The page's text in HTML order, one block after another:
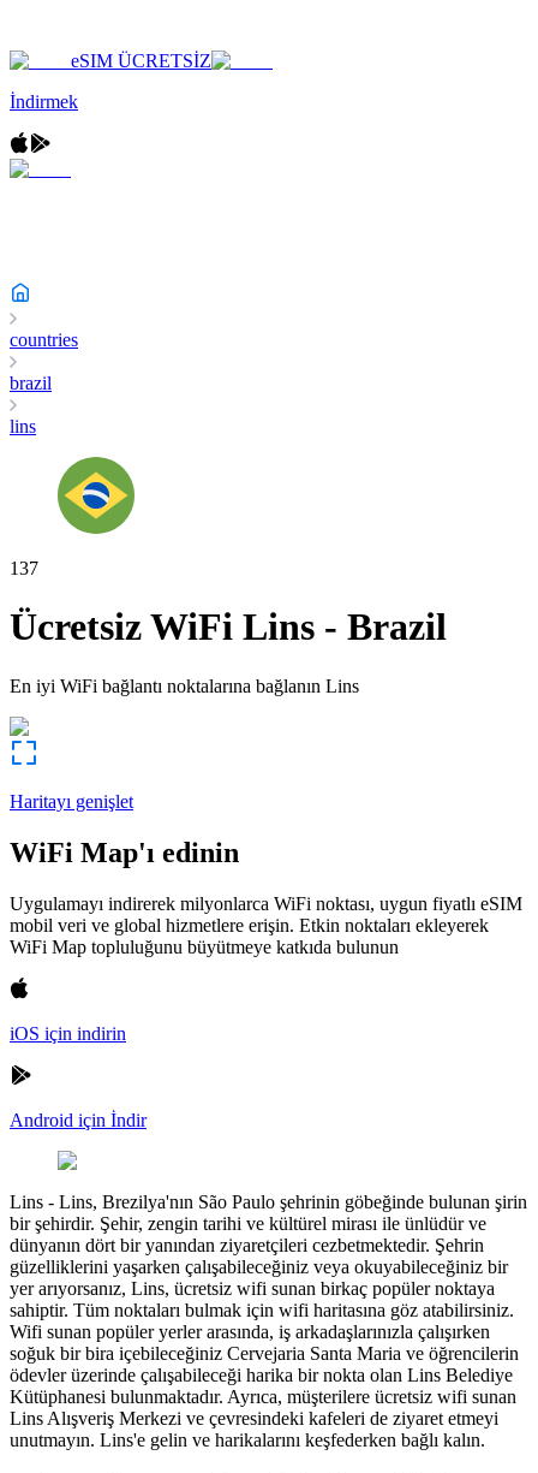
eSIM ÜCRETSİZ
İndirmek
countries
brazil
lins
137
Ücretsiz WiFi Lins - Brazil
En iyi WiFi bağlantı noktalarına bağlanın Lins
Haritayı genişlet
WiFi Map'ı edinin
Uygulamayı indirerek milyonlarca WiFi noktası, uygun fiyatlı eSIM
mobil veri ve global hizmetlere erişin. Etkin noktaları ekleyerek
WiFi Map topluluğunu büyütmeye katkıda bulunun
iOS için indirin
Android için İndir
Lins - Lins, Brezilya'nın São Paulo şehrinin göbeğinde bulunan şirin
bir şehirdir. Şehir, zengin tarihi ve kültürel mirası ile ünlüdür ve
dünyanın dört bir yanından ziyaretçileri cezbetmektedir. Şehrin
güzelliklerini yaşarken çalışabileceğiniz veya okuyabileceğiniz bir
yer arıyorsanız, Lins, ücretsiz wifi sunan birkaç popüler noktaya
sahiptir. Tüm noktaları bulmak için wifi haritasına göz atabilirsiniz.
Wifi sunan popüler yerler arasında, iş arkadaşlarınızla çalışırken
soğuk bir bira içebileceğiniz Cervejaria Santa Maria ve öğrencilerin
ödevler üzerinde çalışabileceği harika bir nokta olan Lins Belediye
Kütüphanesi bulunmaktadır. Ayrıca, müşterilere ücretsiz wifi sunan
Lins Alışveriş Merkezi ve çevresindeki kafeleri de ziyaret etmeyi
unutmayın. Lins'e gelin ve harikalarını keşfederken bağlı kalın.